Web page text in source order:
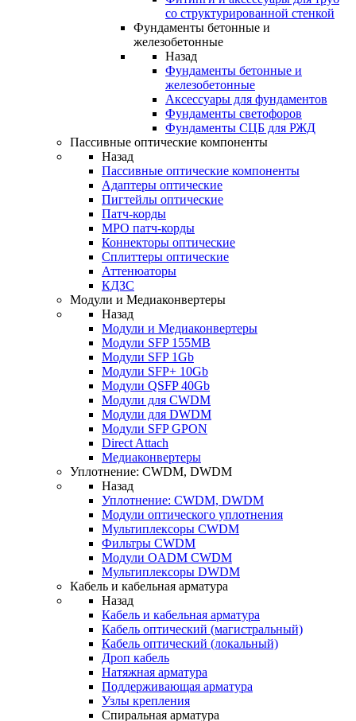
со структурированной стенкой
Фундаменты бетонные и
железобетонные
Назад
Фундаменты бетонные и
железобетонные
Аксессуары для фундаментов
Фундаменты светофоров
Фундаменты СЦБ для РЖД
Пассивные оптические компоненты
Назад
Пассивные оптические компоненты
Адаптеры оптические
Пигтейлы оптические
Патч-корды
MPO патч-корды
Коннекторы оптические
Сплиттеры оптические
Аттенюаторы
КДЗС
Модули и Медиаконвертеры
Назад
Модули и Медиаконвертеры
Модули SFP 155MB
Модули SFP 1Gb
Модули SFP+ 10Gb
Модули QSFP 40Gb
Модули для CWDM
Модули для DWDM
Модули SFP GPON
Direct Attach
Медиаконвертеры
Уплотнение: CWDM, DWDM
Назад
Уплотнение: CWDM, DWDM
Модули оптического уплотнения
Мультиплексоры CWDM
Фильтры CWDM
Модули OADM CWDM
Мультиплексоры DWDM
Кабель и кабельная арматура
Назад
Кабель и кабельная арматура
Кабель оптический (магистральный)
Кабель оптический (локальный)
Дроп кабель
Натяжная арматура
Поддерживающая арматура
Узлы крепления
Спиральная арматура